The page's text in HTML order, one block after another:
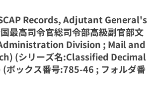
Records, Adjutant General's
最高司令官総司令部高級副官部文
Division ; Mail and
(シリーズ名:Classified Decimal
ボックス番号:785-46 ; フォルダ番